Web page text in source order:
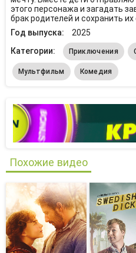
этого персонажа и загадать
брак родителей и сохранить их
Год выпуска:
2025
Категории:
Приключения
Мультфильм Комедия
Похожие видео